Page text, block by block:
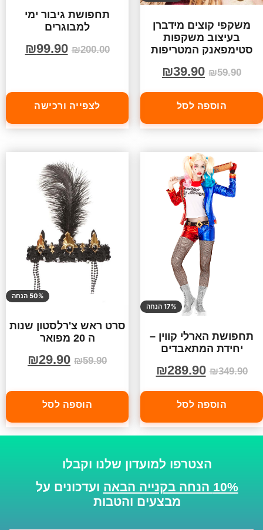
משקפי קוצים מידברן
בעיצוב משקפות
סטימפאנק המטריפות
₪59.90
₪39.90
הוספה לסל
תחפושת גיבור ימי
למבוגרים
₪200.00
₪99.90
לצפייה ורכישה
17% הנחה
תחפושת הארלי קווין –
יחידת המתאבדים
₪349.90
₪289.90
הוספה לסל
50% הנחה
סרט ראש צ'רלסטון שנות
ה 20 מפואר
₪59.90
₪29.90
הוספה לסל
הצטרפו למועדון שלנו וקבלו
10% הנחה בקנייה הבאה
ועדכונים על
מבצעים והטבות